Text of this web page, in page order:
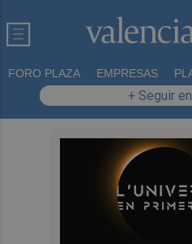
FORO PLAZA EMPRESAS
+ Seguir